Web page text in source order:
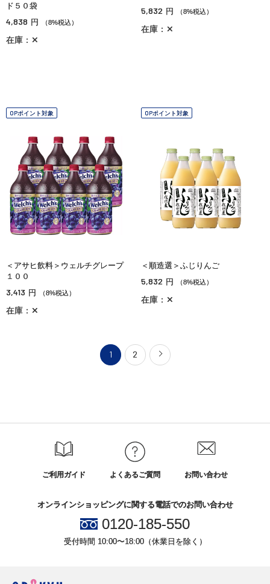
ド５０袋
4,838 円 （8%税込）
在庫：✕
5,832 円 （8%税込）
在庫：✕
OPポイント対象
＜アサヒ飲料＞ウェルチグレープ
１００
3,413 円 （8%税込）
在庫：✕
OPポイント対象
＜順造選＞ふじりんご
5,832 円 （8%税込）
在庫：✕
1 2
ご利用ガイド よくあるご質問 お問い合わせ
オンラインショッピングに関する電話でのお問い合わせ
0120-185-550
受付時間 10:00〜18:00（休業日を除く）